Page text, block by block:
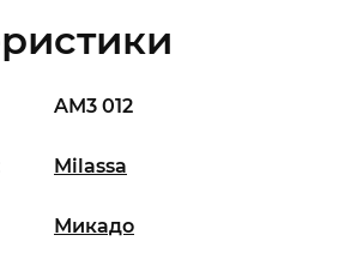
AM3 012
Milassa
Микадо